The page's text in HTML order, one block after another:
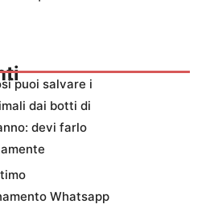
puoi salvare i
dai botti di
devi farlo
Whatsapp